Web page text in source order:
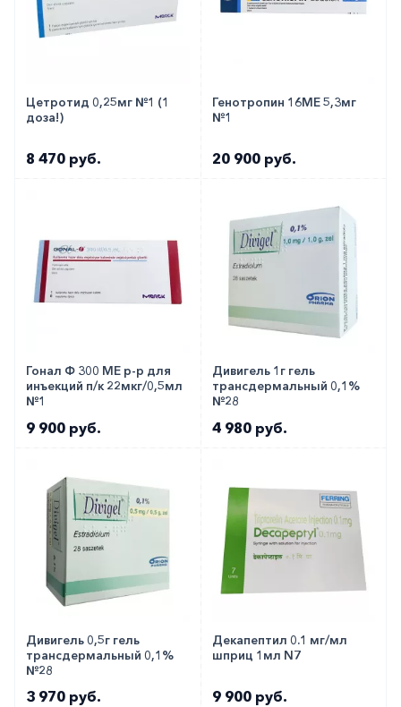
Цетротид 0,25мг №1 (1
доза!)
8 470 руб.
Генотропин 16МЕ 5,3мг
№1
20 900 руб.
Гонал Ф 300 МЕ р-р для
инъекций п/к 22мкг/0,5мл
№1
9 900 руб.
Дивигель 1г гель
трансдермальный 0,1%
№28
4 980 руб.
Дивигель 0,5г гель
трансдермальный 0,1%
№28
3 970 руб.
Декапептил 0.1 мг/мл
шприц 1мл N7
9 900 руб.